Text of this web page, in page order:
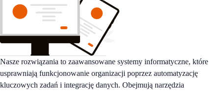
Nasze rozwiązania to zaawansowane systemy informatyczne, które
usprawniają funkcjonowanie organizacji poprzez automatyzację
kluczowych zadań i integrację danych. Obejmują narzędzia